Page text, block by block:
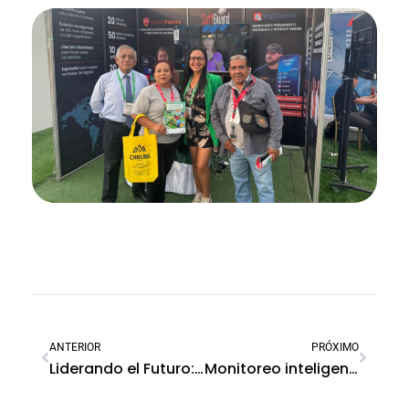
ANTERIOR
Liderando el Futuro: Claves para escalar tu empresa en el mundo de la Seguridad Electrónica
PRÓXIMO
Monitoreo inteligente contra el robo vehicular con inhibidores de señal